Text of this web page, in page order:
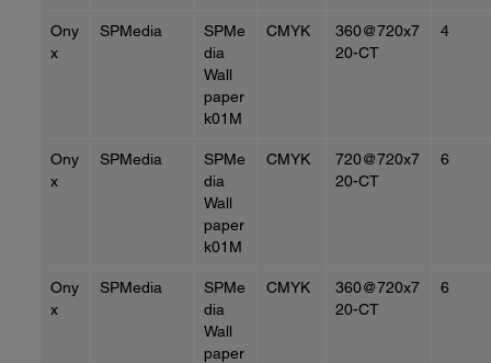
Ony
x
SPMedia
SPMe
dia
Wall
paper
k01M
CMYK
360@720x7
20-CT
4
Ony
x
SPMedia
SPMe
dia
Wall
paper
k01M
CMYK
720@720x7
20-CT
6
Ony
x
SPMedia
SPMe
dia
Wall
paper
CMYK
360@720x7
20-CT
6